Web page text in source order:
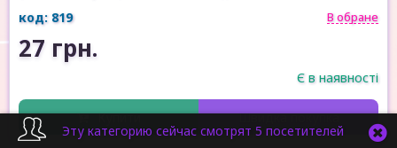
код: 819
В обране
27 грн.
Є в наявності
Купити Швидка покупка
Эту категорию сейчас смотрят 5 посетителей